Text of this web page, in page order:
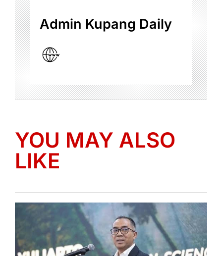
Admin Kupang Daily
YOU MAY ALSO
LIKE